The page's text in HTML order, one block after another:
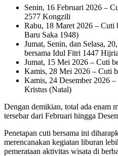
Senin, 16 Februari 2026 –
2577 Kongzili
Rabu, 18 Maret 2026 – Cuti
Baru Saka 1948)
Jumat, Senin, dan Selasa,
bersama Idul Fitri 1447
Jumat, 15 Mei 2026 – Cuti
Kamis, 28 Mei 2026 – Cuti
Kamis, 24 Desember 2026
Kristus (Natal)
Dengan demikian, total ada enam
tersebar dari Februari hingga
Penetapan cuti bersama ini
merencanakan kegiatan liburan
pemerataan aktivitas wisata di